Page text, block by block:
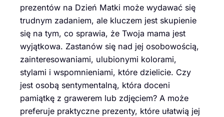
prezentów na Dzień Matki może wydawać się
trudnym zadaniem, ale kluczem jest skupienie
się na tym, co sprawia, że Twoja mama jest
wyjątkowa. Zastanów się nad jej osobowością,
zainteresowaniami, ulubionymi kolorami,
stylami i wspomnieniami, które dzielicie. Czy
jest osobą sentymentalną, która doceni
pamiątkę z grawerem lub zdjęciem? A może
preferuje praktyczne prezenty, które ułatwią jej